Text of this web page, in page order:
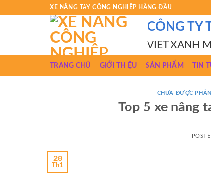
XE NÂNG TAY CÔNG NGHIỆP HÀNG ĐẦU
CÔNG TY
VIET XANH
TRANG CHỦ GIỚI THIỆU SẢN PHẨM TIN
CHƯA ĐƯỢC PHÂN
Top 5 xe nâng
28
Th1